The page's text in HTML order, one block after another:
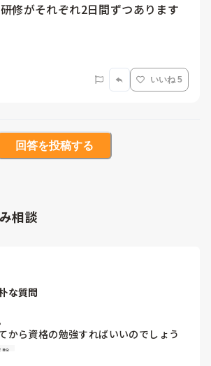
修がそれぞれ2日間ずつあります
いいね 5
回答を投稿する
相談
な質問
から資格の勉強すればいいのでしょう
験